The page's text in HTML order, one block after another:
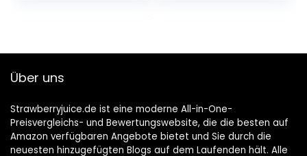
Über uns
Strawberryjuice.de ist eine moderne All-in-One-
Preisvergleichs- und Bewertungswebsite, die die besten auf
Amazon verfügbaren Angebote bietet und Sie durch die
neuesten hinzugefügten Blogs auf dem Laufenden hält. Alle